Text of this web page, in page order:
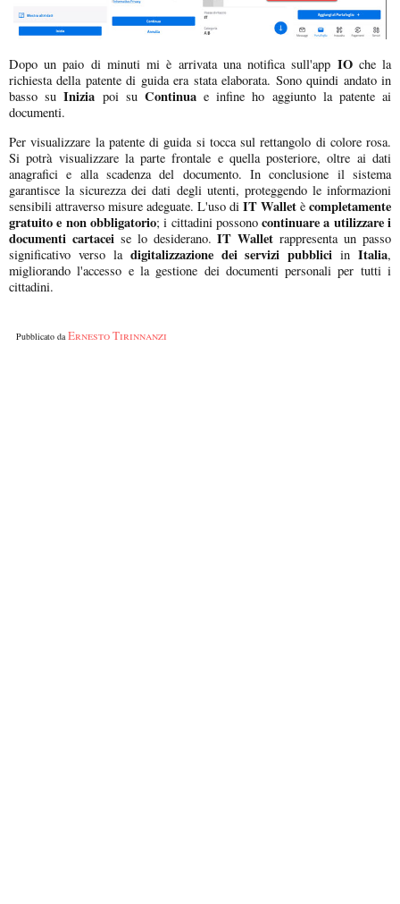
Dopo un paio di minuti mi è arrivata una notifica sull'app IOche la
richiesta della patente di guida era stata elaborata. Sono quindi andato in
basso su Inizia poi su Continuae infine ho aggiunto la patente ai
documenti.
Per visualizzare la patente di guida si tocca sul rettangolo di colore rosa.
Si potrà visualizzare la parte frontale e quella posteriore, oltre ai dati
anagrafici e alla scadenza del documento. In conclusione il sistema
garantisce la sicurezza dei dati degli utenti, proteggendo le informazioni
sensibili attraverso misure adeguate. L'uso di IT Wallet è completamente
gratuito e non obbligatorio; i cittadini possonocontinuare a utilizzare i
documenti cartaceise lo desiderano.IT Wallet rappresenta un passo
significativo verso la digitalizzazione dei servizi pubblici in Italia,
migliorando l'accesso e la gestione dei documenti personali per tutti i
cittadini.
Pubblicato daErnesto Tirinnanzi